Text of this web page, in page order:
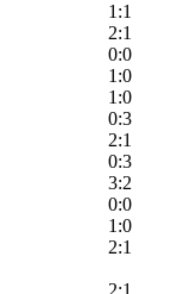
1:1
2:1
0:0
1:0
1:0
0:3
2:1
0:3
3:2
0:0
1:0
2:1